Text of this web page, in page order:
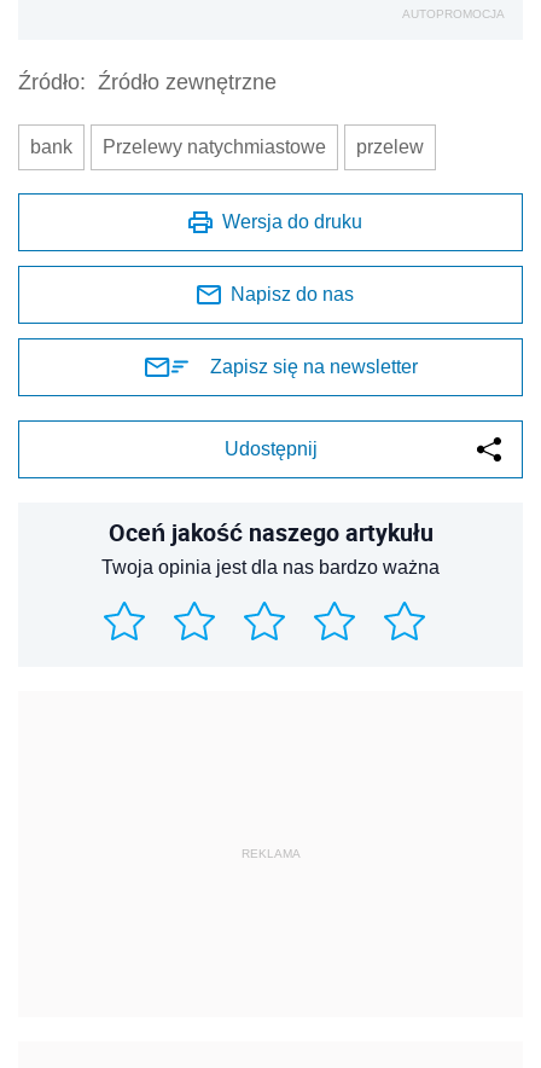
AUTOPROMOCJA
Źródło: Źródło zewnętrzne
bank Przelewy natychmiastowe przelew
Wersja do druku
Napisz do nas
Zapisz się na newsletter
Udostępnij
Oceń jakość naszego artykułu
Twoja opinia jest dla nas bardzo ważna
REKLAMA